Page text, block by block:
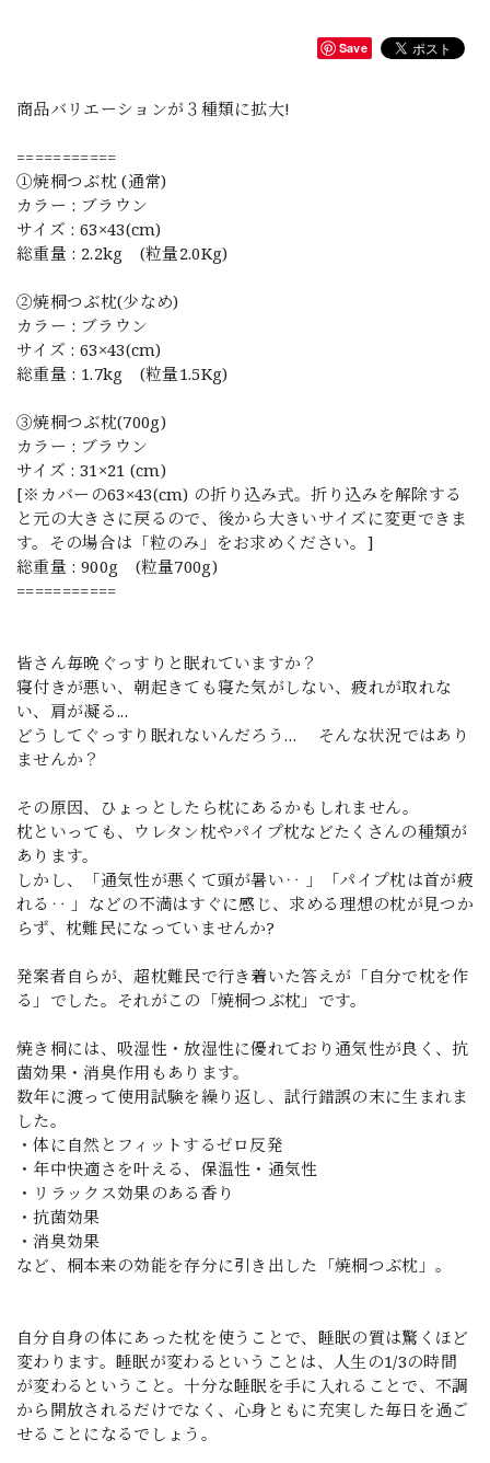
Save
商品バリエーションが３種類に拡大!
===========
①焼桐つぶ枕 (通常)
カラー : ブラウン
サイズ : 63×43(cm)
総重量 : 2.2kg (粒量2.0Kg)
②焼桐つぶ枕(少なめ)
カラー : ブラウン
サイズ : 63×43(cm)
総重量 : 1.7kg (粒量1.5Kg)
③焼桐つぶ枕(700g)
カラー : ブラウン
サイズ : 31×21 (cm)
[※カバーの63×43(cm) の折り込み式。折り込みを解除する
と元の大きさに戻るので、後から大きいサイズに変更できま
す。その場合は「粒のみ」をお求めください。]
総重量 : 900g (粒量700g)
===========
皆さん毎晩ぐっすりと眠れていますか？
寝付きが悪い、朝起きても寝た気がしない、疲れが取れな
い、肩が凝る...
どうしてぐっすり眠れないんだろう… そんな状況ではあり
ませんか？
その原因、ひょっとしたら枕にあるかもしれません。
枕といっても、ウレタン枕やパイプ枕などたくさんの種類が
あります。
しかし、「通気性が悪くて頭が暑い‥ 」「パイプ枕は首が疲
れる‥ 」などの不満はすぐに感じ、求める理想の枕が見つか
らず、枕難民になっていませんか?
発案者自らが、超枕難民で行き着いた答えが「自分で枕を作
る」でした。それがこの「焼桐つぶ枕」です。
焼き桐には、吸湿性・放湿性に優れており通気性が良く、抗
菌効果・消臭作用もあります。
数年に渡って使用試験を繰り返し、試行錯誤の末に生まれま
した。
・体に自然とフィットするゼロ反発
・年中快適さを叶える、保温性・通気性
・リラックス効果のある香り
・抗菌効果
・消臭効果
など、桐本来の効能を存分に引き出した「焼桐つぶ枕」。
自分自身の体にあった枕を使うことで、睡眠の質は驚くほど
変わります。睡眠が変わるということは、人生の1/3の時間
が変わるということ。十分な睡眠を手に入れることで、不調
から開放されるだけでなく、心身ともに充実した毎日を過ご
せることになるでしょう。